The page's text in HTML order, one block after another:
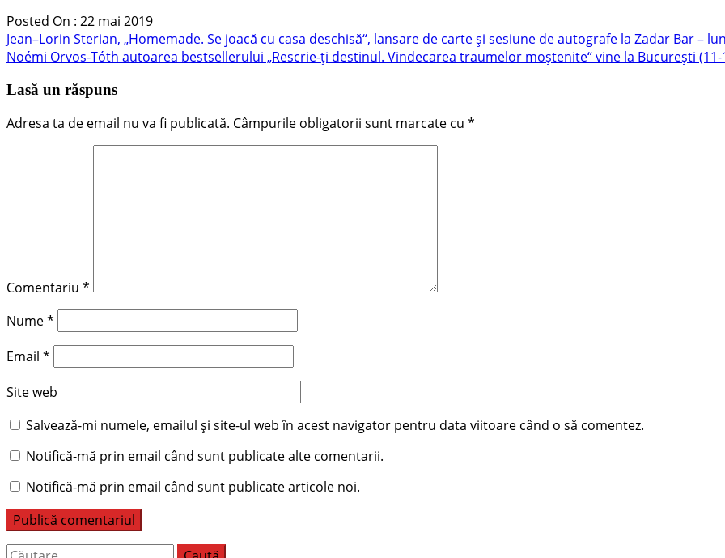
Posted On : 22 mai 2019
Navigare
în
articole
Articolul
anterior:
Jean–Lorin Sterian, „Homemade. Se joacă cu casa deschisă“, lansare de carte și sesiune de autografe la Zadar Bar –
Articolul
Noémi Orvos-Tóth autoarea bestsellerului „Rescrie-ți destinul. Vindecarea traumelor moștenite“ vine la București (11-
Lasă un răspuns
Adresa ta de email nu va fi publicată. Câmpurile obligatorii sunt marcate cu *
Comentariu *
Nume*
Email *
Site web
Salvează-mi numele, emailul și site-ul web în acest navigator pentru data viitoare când o să comentez.
Notifică-mă prin email când sunt publicate alte comentarii.
Notifică-mă prin email când sunt publicate articole noi.
Caută